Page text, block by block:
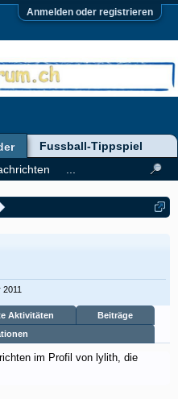
Anmelden oder registrieren
Aktivitäten
Beiträge
im Profil von lylith, die
Fussball-Tippspiel